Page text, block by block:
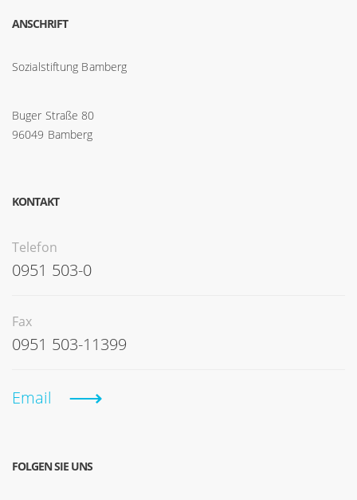
ANSCHRIFT
Sozialstiftung Bamberg
Buger Straße 80
96049 Bamberg
KONTAKT
Telefon
0951 503-0
Fax
0951 503-11399
Email
FOLGEN SIE UNS